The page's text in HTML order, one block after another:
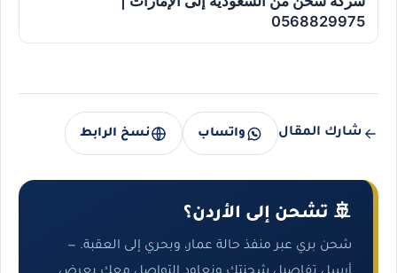
0568829975
شارك المقال واتساب نسخ الرابط
🚢 تشحن إلى الأردن؟
شحن بري عبر منفذ حالة عمار، وبحري إلى العقبة. —